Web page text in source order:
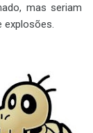
mas seriam
explosões.